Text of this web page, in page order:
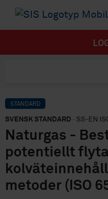
STANDARD
SVENSK STANDARD · SS-EN
Naturgas -
potentiellt
metoder (ISO